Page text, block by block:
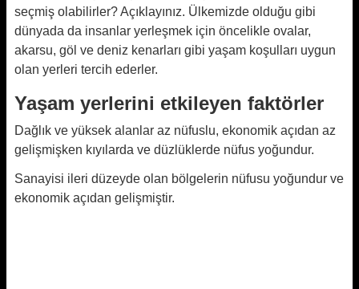
seçmiş olabilirler? Açıklayınız. Ülkemizde olduğu gibi
dünyada da insanlar yerleşmek için öncelikle ovalar,
akarsu, göl ve deniz kenarları gibi yaşam koşulları uygun
olan yerleri tercih ederler.
Yaşam yerlerini etkileyen faktörler
Dağlık ve yüksek alanlar az nüfuslu, ekonomik açıdan az
gelişmişken kıyılarda ve düzlüklerde nüfus yoğundur.
Sanayisi ileri düzeyde olan bölgelerin nüfusu yoğundur ve
ekonomik açıdan gelişmiştir.